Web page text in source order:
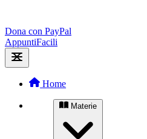
Dona con PayPal
AppuntiFacili
Home
Materie